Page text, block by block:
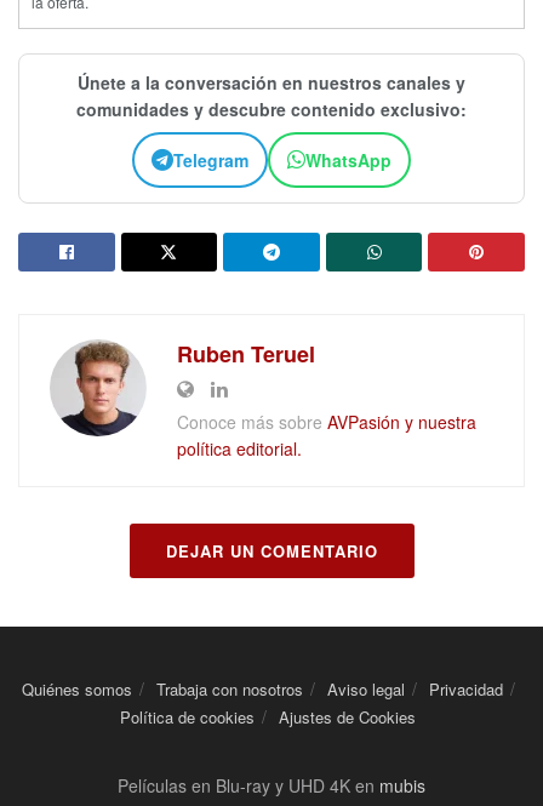
Únete a la conversación en nuestros canales y
comunidades y descubre contenido exclusivo:
Telegram WhatsApp
Ruben Teruel
Conoce más sobre AVPasión y nuestra
política editorial.
DEJAR UN COMENTARIO
Quiénes somos Trabaja con nosotros Aviso legal
Privacidad
Política de cookies
Ajustes de Cookies
Películas en Blu-ray y UHD 4K en mubis